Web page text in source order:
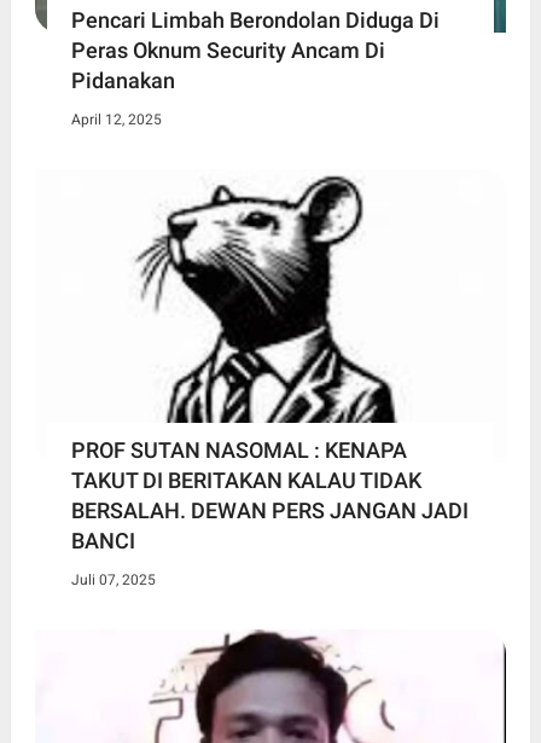
Pencari Limbah Berondolan Diduga Di
Peras Oknum Security Ancam Di
Pidanakan
April 12, 2025
PROF SUTAN NASOMAL : KENAPA
TAKUT DI BERITAKAN KALAU TIDAK
BERSALAH. DEWAN PERS JANGAN JADI
BANCI
Juli 07, 2025